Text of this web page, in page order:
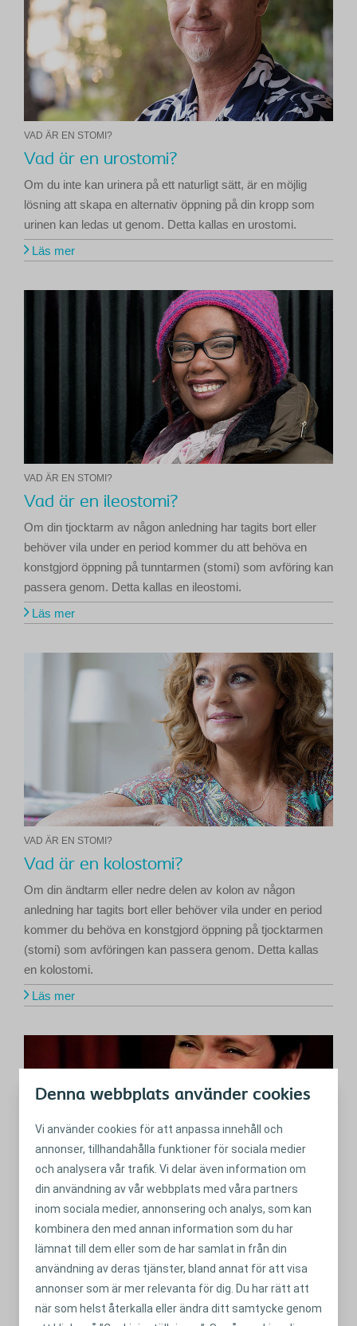
Denna webbplats använder cookies
Vi använder cookies för att anpassa innehåll och
annonser, tillhandahålla funktioner för sociala medier
och analysera vår trafik. Vi delar även information om
din användning av vår webbplats med våra partners
inom sociala medier, annonsering och analys, som kan
kombinera den med annan information som du har
lämnat till dem eller som de har samlat in från din
användning av deras tjänster, bland annat för att visa
annonser som är mer relevanta för dig. Du har rätt att
när som helst återkalla eller ändra ditt samtycke genom
VAD ÄR EN STOMI?
Vad är en urostomi?
Om du inte kan urinera på ett naturligt sätt, är en möjlig
lösning att skapa en alternativ öppning på din kropp som
urinen kan ledas ut genom. Detta kallas en urostomi.
Läs mer
VAD ÄR EN STOMI?
Vad är en ileostomi?
Om din tjocktarm av någon anledning har tagits bort eller
behöver vila under en period kommer du att behöva en
konstgjord öppning på tunntarmen (stomi) som avföring kan
passera genom. Detta kallas en ileostomi.
Läs mer
VAD ÄR EN STOMI?
Vad är en kolostomi?
Om din ändtarm eller nedre delen av kolon av någon
anledning har tagits bort eller behöver vila under en period
kommer du behöva en konstgjord öppning på tjocktarmen
(stomi) som avföringen kan passera genom. Detta kallas
en kolostomi.
Läs mer
FÖRE OPERATIONEN
Wendy: Ett uppvaknande
Hur Wendy gick från att aldrig vilja använda påse till att
nästan tycka synd om personer utan.